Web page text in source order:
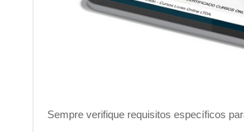
Sempre verifique requisitos específicos